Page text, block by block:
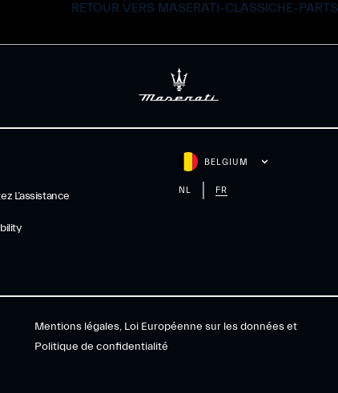
RETOUR VERS MASERATI-CLASSICHE-PARTS
L’assistance
BELGIUM
NL FR
Mentions légales, Loi Européenne sur les données et
Politique de confidentialité